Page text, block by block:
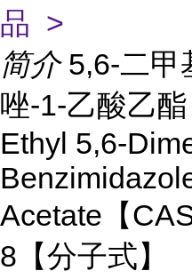
品 >
简介 5,6-二甲
唑-1-乙酸乙酯
Ethyl 5,6-
Acetate【
8【分子式】